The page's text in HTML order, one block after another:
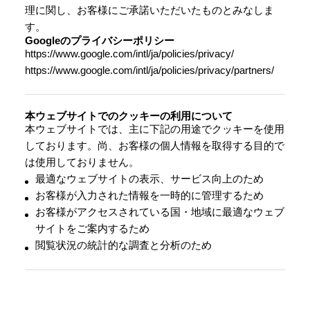
理に関し、お客様にご承諾いただいたものとみなしま
す。
Googleのプライバシーポリシー
https://www.google.com/intl/ja/policies/privacy/
https://www.google.com/intl/ja/policies/privacy/partners/
本ウェブサイトでのクッキーの利用について
本ウェブサイトでは、主に下記の用途でクッキーを使用
しております。尚、お客様の個人情報を取得する目的で
は使用しておりません。
最適なウェブサイトの表示、サービス向上のため
お客様が入力された情報を一時的に管理するため
お客様がアクセスされている国・地域に最適なウェブ
サイトをご案内するため
閲覧状況の統計的な調査と分析のため